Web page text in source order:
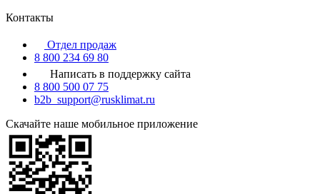
Контакты
Отдел продаж
8 800 234 69 80
Написать в поддержку сайта
8 800 500 07 75
b2b_support@rusklimat.ru
Скачайте наше мобильное приложение